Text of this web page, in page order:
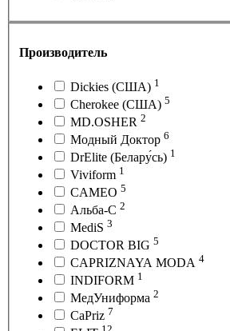
Производитель
Dickies (США) 1
Cherokee (США) 5
MD.OSHER 2
Модный Доктор 6
DrElite (Белару́сь) 1
Viviform 1
CAMEO 5
Альба-С 2
MediS 3
DOCTOR BIG 5
CAPRIZNAYA MODA 4
INDIFORM 1
МедУниформа 2
CaPriz 7